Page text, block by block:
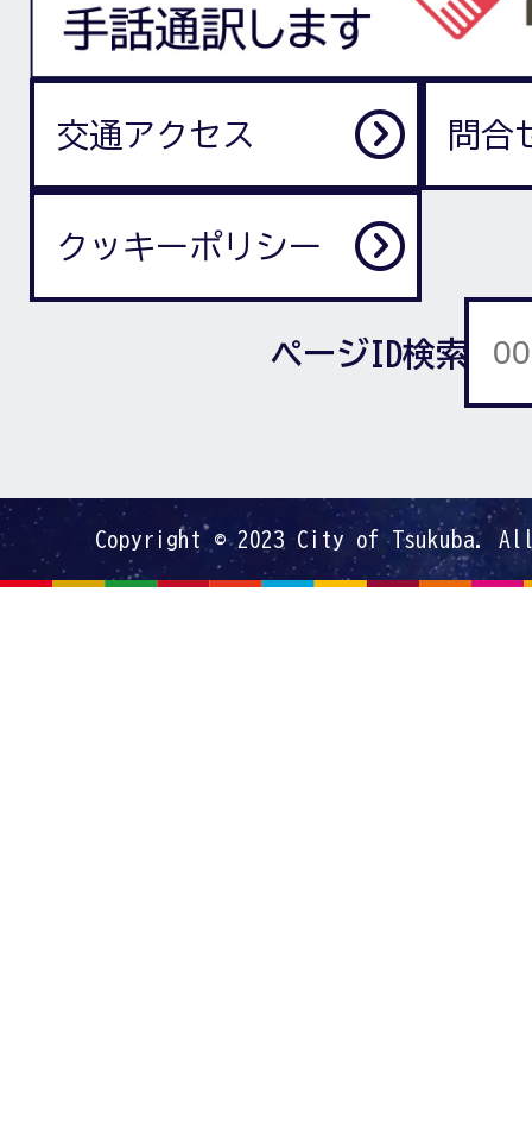
交通アクセス 問合
クッキーポリシー
ページID検索
Copyright © 2023 City of Tsukuba.